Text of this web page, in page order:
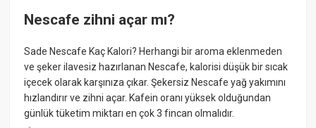
Nescafe zihni açar mı?
Sade Nescafe Kaç Kalori? Herhangi bir aroma eklenmeden
ve şeker ilavesiz hazırlanan Nescafe, kalorisi düşük bir sıcak
içecek olarak karşınıza çıkar. Şekersiz Nescafe yağ yakımını
hızlandırır ve zihni açar. Kafein oranı yüksek olduğundan
günlük tüketim miktarı en çok 3 fincan olmalıdır.